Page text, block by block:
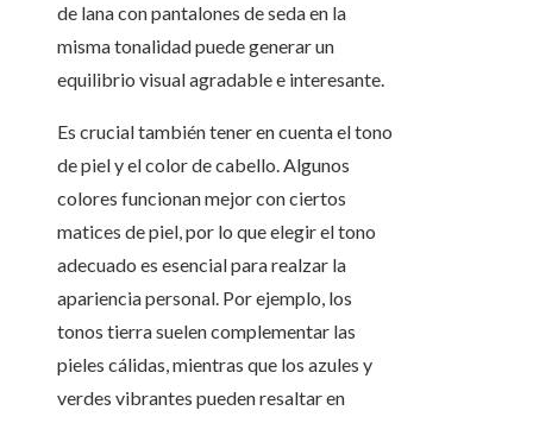
de lana con pantalones de seda en la
misma tonalidad puede generar un
equilibrio visual agradable e interesante.
Es crucial también tener en cuenta el tono
de piel y el color de cabello. Algunos
colores funcionan mejor con ciertos
matices de piel, por lo que elegir el tono
adecuado es esencial para realzar la
apariencia personal. Por ejemplo, los
tonos tierra suelen complementar las
pieles cálidas, mientras que los azules y
verdes vibrantes pueden resaltar en